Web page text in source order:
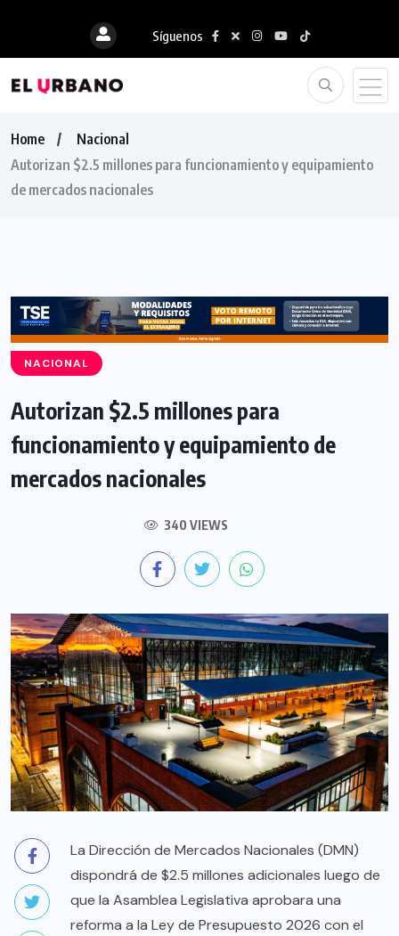
Síguenos
Home
Nacional
Autorizan $2.5 millones para funcionamiento y equipamiento
de mercados nacionales
NACIONAL
Autorizan $2.5 millones para
funcionamiento y equipamiento de
mercados nacionales
340 VIEWS
La Dirección de Mercados Nacionales (DMN)
dispondrá de $2.5 millones adicionales luego de
que la Asamblea Legislativa aprobara una
reforma a la Ley de Presupuesto 2026 con el